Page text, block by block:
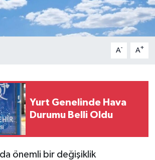
A- A+
Yurt Genelinde Hava
Durumu Belli Oldu
önemli bir değişiklik